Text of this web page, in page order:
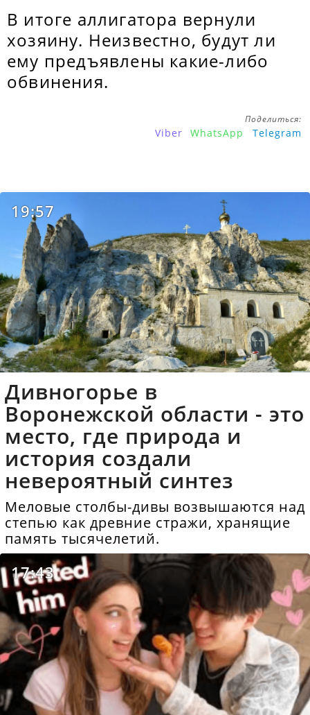
В итоге аллигатора вернули
хозяину. Неизвестно, будут ли
ему предъявлены какие-либо
обвинения.
Поделиться:
Viber WhatsApp Telegram
19:57
Дивногорье в
Воронежской области - это
место, где природа и
история создали
невероятный синтез
Меловые столбы-дивы возвышаются над
степью как древние стражи, хранящие
память тысячелетий.
17:43